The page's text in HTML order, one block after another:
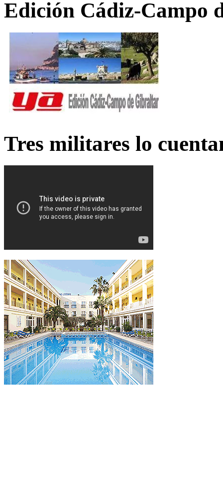
Edición Cádiz-Campo
Tres militares lo